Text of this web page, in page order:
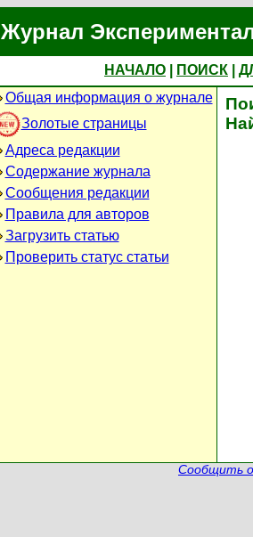
Журнал
НАЧАЛО ПОИСК
Общая информация о журнале
Золотые страницы
Адреса редакции
Содержание журнала
Сообщения редакции
Правила для авторов
Загрузить статью
Проверить статус статьи
Сообщить о